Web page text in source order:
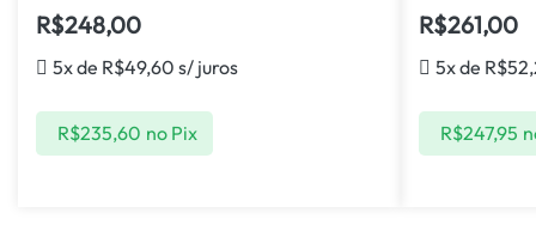
R$248,00
5x de R$49,60 s/ juros
R$235,60 no Pix
R$261,00
5x de R$
R$247,95